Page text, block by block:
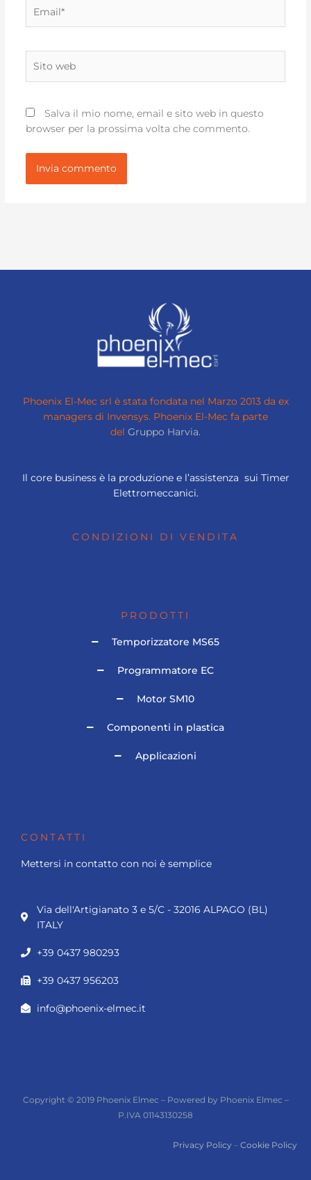
web
Salva il mio nome, email e sito web in questo
browser per la prossima volta che commento.
Phoenix El-Mec srl è stata fondata nel Marzo 2013 da ex
managers di Invensys. Phoenix El-Mec fa parte
del Gruppo Harvia.
Il core business è la produzione e l’assistenza sui Timer
Elettromeccanici.
CONDIZIONI DI VENDITA
PRODOTTI
Temporizzatore MS65
Programmatore EC
Motor SM10
Componenti in plastica
Applicazioni
CONTATTI
Mettersi in contatto con noi è semplice
Via dell'Artigianato 3 e 5/C - 32016 ALPAGO (BL)
ITALY
+39 0437 980293
+39 0437 956203
info@phoenix-elmec.it
Copyright © 2019 Phoenix Elmec – Powered by Phoenix Elmec –
P.IVA 01143130258
Privacy Policy – Cookie Policy